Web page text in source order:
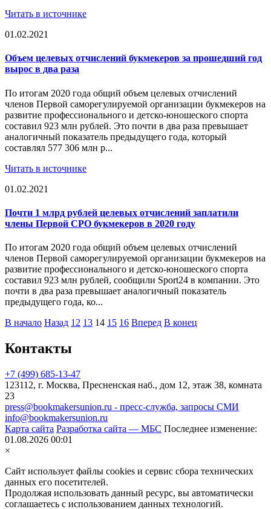
Читать в источнике
01.02.2021
Объем целевых отчислений букмекеров за прошедший год
вырос в два раза
По итогам 2020 года общий объем целевых отчислений
членов Первой саморегулируемой организации букмекеров на
развитие профессионального и детско-юношеского спорта
составил 923 млн рублей. Это почти в два раза превышает
аналогичный показатель предыдущего года, который
составлял 577 306 млн р...
Читать в источнике
01.02.2021
Почти 1 млрд рублей целевых отчислений заплатили
члены Первой СРО букмекеров в 2020 году
По итогам 2020 года общий объем целевых отчислений
членов Первой саморегулируемой организации букмекеров на
развитие профессионального и детско-юношеского спорта
составил 923 млн рублей, сообщили Sport24 в компании. Это
почти в два раза превышает аналогичный показатель
предыдущего года, ко...
В начало Назад 12 13 14 15 16 Вперед В конец
Контакты
+7 (499) 685-13-47
123112, г. Москва, Пресненская наб., дом 12, этаж 38, комната
23
press@bookmakersunion.ru - пресс-служба, запросы СМИ
info@bookmakersunion.ru
Карта сайта Разработка сайта — МБС Последнее изменение:
01.08.2026 00:01
×
Сайт использует файлы cookies и сервис сбора технических
данных его посетителей.
Продолжая использовать данный ресурс, вы автоматически
соглашаетесь с использованием данных технологий.